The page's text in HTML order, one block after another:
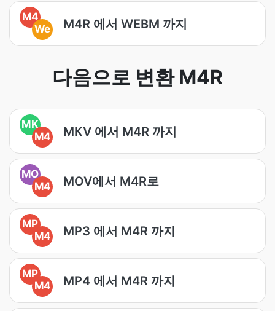
M4
We
M4R 에서 WEBM 까지
다음으로 변환 M4R
MK
M4
MKV 에서 M4R 까지
MO
M4
MOV에서 M4R로
MP
M4
MP3 에서 M4R 까지
MP
M4
MP4 에서 M4R 까지